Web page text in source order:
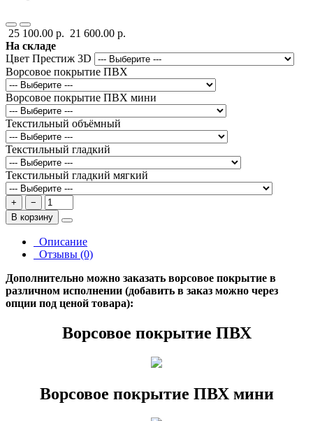
25 100.00 р. 21 600.00 р.
На складе
Цвет Престиж 3D
Ворсовое покрытие ПВХ
Ворсовое покрытие ПВХ мини
Текстильный объёмный
Текстильный гладкий
Текстильный гладкий мягкий
+
−
В корзину
Описание
Отзывы (0)
Дополнительно можно заказать ворсовое покрытие в
различном исполнении (добавить в заказ можно через
опции под ценой товара):
Ворсовое покрытие ПВХ
Ворсовое покрытие ПВХ мини